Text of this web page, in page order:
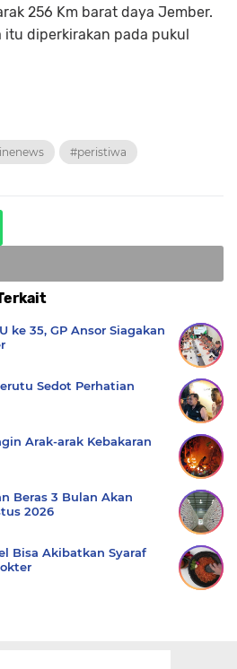
256 Km barat daya Jember.
itu diperkirakan pada pukul
#peristiwa
ke 35, GP Ansor Siagakan
Sedot Perhatian
Arak-arak Kebakaran
Beras 3 Bulan Akan
2026
Bisa Akibatkan Syaraf